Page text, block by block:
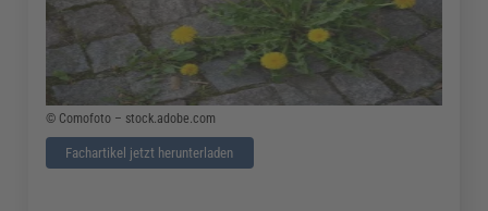
© Comofoto – stock.adobe.com
Fachartikel jetzt herunterladen